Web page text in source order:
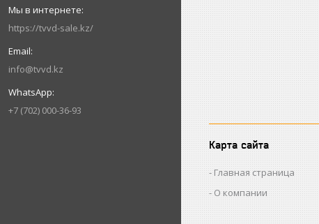
https://tvvd-sale.kz/
info@tvvd.kz
+7 (702) 000-36-93
Карта сайта
Главная страница
О компании